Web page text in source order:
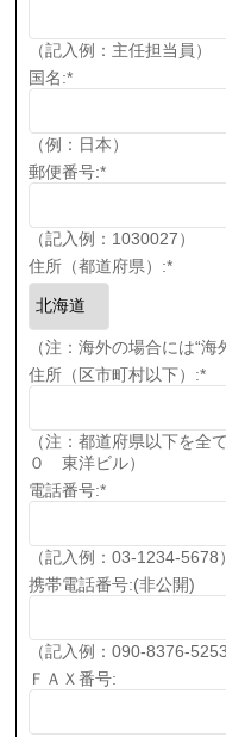
（記入例：主任担当員）
国名:*
（例：日本）
郵便番号:*
（記入例：1030027）
住所（都道府県）:*
（注：海外の場合には“海
住所（区市町村以下）:*
（注：都道府県以下を全
０ 東洋ビル）
電話番号:*
（記入例：03-1234-5678）
携帯電話番号:(非公開)
（記入例：090-8376-5253
ＦＡＸ番号: